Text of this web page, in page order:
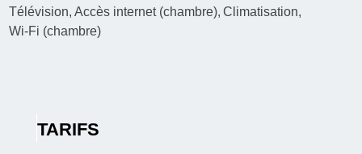
Télévision Accès internet (chambre) Climatisation
Wi-Fi (chambre)
TARIFS